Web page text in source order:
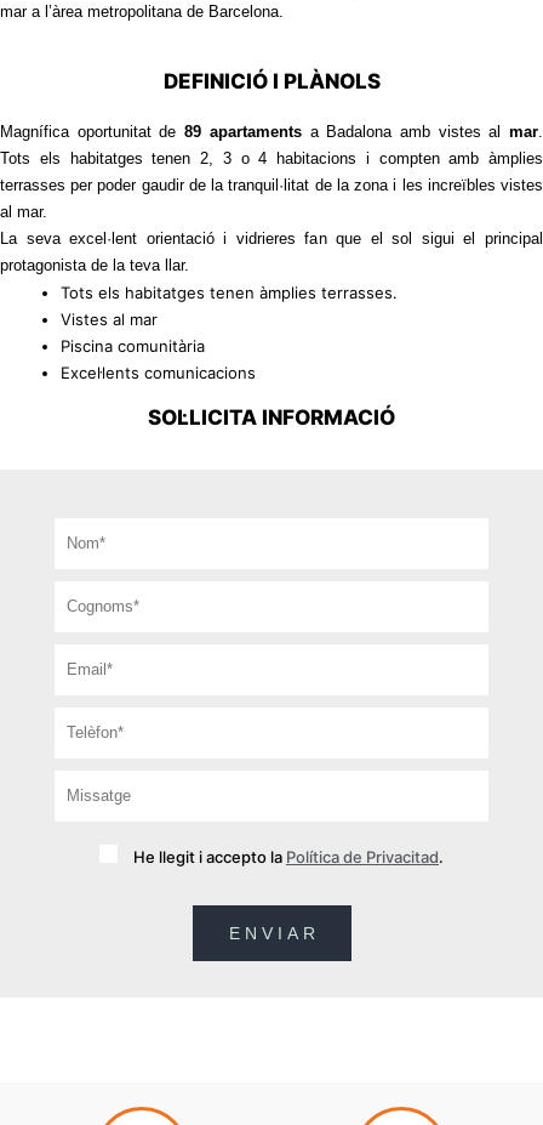
mar a l’àrea metropolitana de Barcelona.
DEFINICIÓ I PLÀNOLS
Magnífica oportunitat de89 apartamentsa Badalona amb vistes al mar
Tots els habitatges tenen 2, 3 o 4 habitacions i compten amb àmplies
terrasses per poder gaudir de la tranquil·litat de la zona i les increïbles vistes
al mar.
La seva excel·lent orientació i vidrieres fan que el sol sigui el principal
protagonista de la teva llar.
Tots els habitatges tenen àmplies terrasses.
Vistes al mar
Piscina comunitària
Excel·lents comunicacions
SOL·LICITA INFORMACIÓ
He llegit i accepto la Política de Privacitad.